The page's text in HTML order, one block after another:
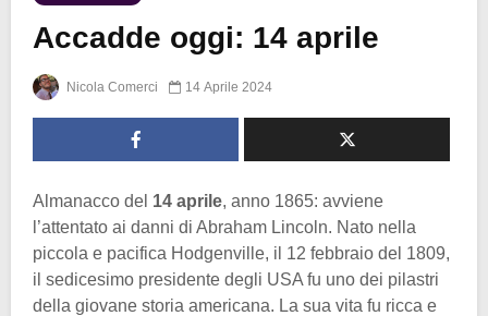
Accadde oggi: 14 aprile
Nicola Comerci 14 Aprile 2024
Almanacco del 14 aprile, anno 1865: avviene
l’attentato ai danni di Abraham Lincoln. Nato nella
piccola e pacifica Hodgenville, il 12 febbraio del 1809,
il sedicesimo presidente degli USA fu uno dei pilastri
della giovane storia americana. La sua vita fu ricca e